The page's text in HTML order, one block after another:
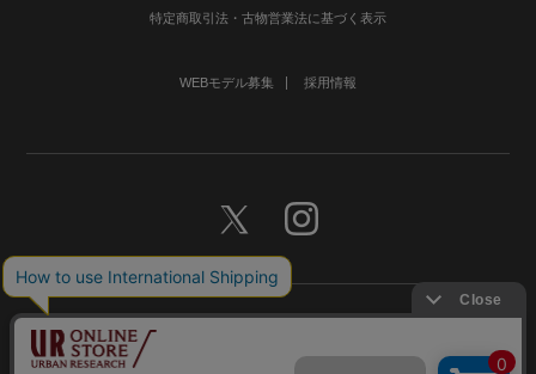
特定商取引法・古物営業法に基づく表示
WEBモデル募集 採用情報